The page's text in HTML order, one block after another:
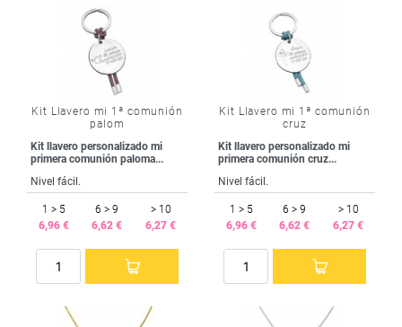
Kit Llavero mi 1ª comunión
palom
Kit llavero personalizado mi
primera comunión paloma...
Nivel fácil.
1 > 5
6,96 €
6 > 9
6,62 €
> 10
6,27 €
Kit Llavero mi 1ª comunión
cruz
Kit llavero personalizado mi
primera comunión cruz...
Nivel fácil.
1 > 5
6,96 €
6 > 9
6,62 €
> 10
6,27 €